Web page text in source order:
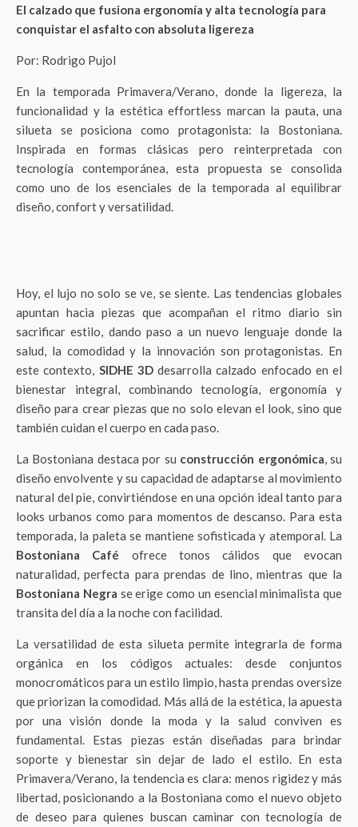
El calzado que fusiona ergonomía y alta tecnología para
conquistar el asfalto con absoluta ligereza
Por: Rodrigo Pujol
En la temporada Primavera/Verano, donde la ligereza, la
funcionalidad y la estética effortless marcan la pauta, una
silueta se posiciona como protagonista: la Bostoniana.
Inspirada en formas clásicas pero reinterpretada con
tecnología contemporánea, esta propuesta se consolida
como uno de los esenciales de la temporada al equilibrar
diseño, confort y versatilidad.
Hoy, el lujo no solo se ve, se siente. Las tendencias globales
apuntan hacia piezas que acompañan el ritmo diario sin
sacrificar estilo, dando paso a un nuevo lenguaje donde la
salud, la comodidad y la innovación son protagonistas. En
este contexto, SIDHE 3Ddesarrolla calzado enfocado en el
bienestar integral, combinando tecnología, ergonomía y
diseño para crear piezas que no solo elevan el look, sino que
también cuidan el cuerpo en cada paso.
La Bostoniana destaca por su construcción ergonómica, su
diseño envolvente y su capacidad de adaptarse al movimiento
natural del pie, convirtiéndose en una opción ideal tanto para
looks urbanos como para momentos de descanso. Para esta
temporada, la paleta se mantiene sofisticada y atemporal. La
Bostoniana Café ofrece tonos cálidos que evocan
naturalidad, perfecta para prendas de lino, mientras que la
Bostoniana Negra se erige como un esencial minimalista que
transita del día a la noche con facilidad.
La versatilidad de esta silueta permite integrarla de forma
orgánica en los códigos actuales: desde conjuntos
monocromáticos para un estilo limpio, hasta prendas oversize
que priorizan la comodidad. Más allá de la estética, la apuesta
por una visión donde la moda y la salud conviven es
fundamental. Estas piezas están diseñadas para brindar
soporte y bienestar sin dejar de lado el estilo. En esta
Primavera/Verano, la tendencia es clara: menos rigidez y más
libertad, posicionando a la Bostoniana como el nuevo objeto
de deseo para quienes buscan caminar con tecnología de